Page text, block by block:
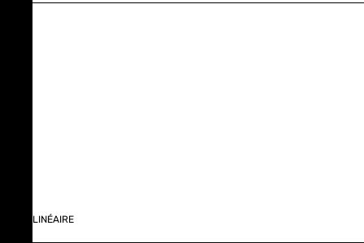
LINÉAIRE